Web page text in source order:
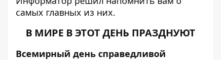
самых главных из них.
В МИРЕ В ЭТОТ ДЕНЬ ПРАЗДНУЮТ
Всемирный день справедливой